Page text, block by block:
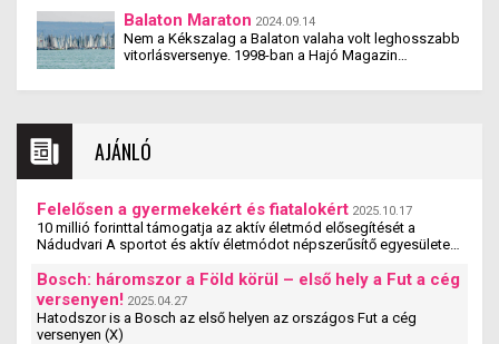
Magyarország bővelkedik gyönyörű
túraútvonalakban, amik tökéletesek mind a kezdők,
mind a tapasztalt túrázók számára. Ebben az
egy őszi túrára, és hol találhatod meg az ország
Balaton Maraton 2024.09.14
Nem a Kékszalag a Balaton valaha volt leghosszabb
vitorlásversenye. 1998-ban a Hajó Magazin
magában foglaló Kent-Balaton Maraton versenyt. Itt
mára kihunyt a lelkesedés. Kár érte.
AJÁNLÓ
Felelősen a gyermekekért és fiatalokért 2025.10.17
10 millió forinttal támogatja az aktív életmód elősegítését a
Nádudvari A sportot és aktív életmódot népszerűsítő egyesületek,
Bosch: háromszor a Föld körül – első hely a Fut a cég
versenyen! 2025.04.27
Hatodszor is a Bosch az első helyen az országos Fut a cég
versenyen (X)